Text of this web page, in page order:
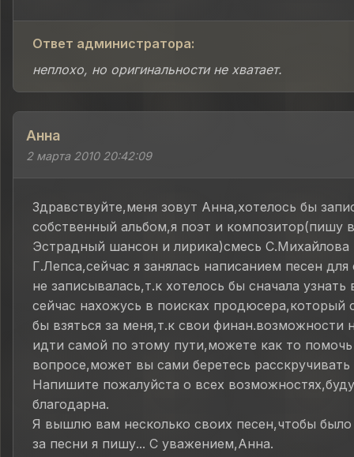
Ответ администратора:
неплохо, но оригинальности не хватает.
Анна
2 марта 2010 20:42:09
Здравствуйте,меня зовут Анна,хотелось бы
собственный альбом,я поэт и композитор(пишу
Эстрадный шансон и лирика)смесь С.Михайлова
Г.Лепса,сейчас я занялась написанием песен
не записывалась,т.к хотелось бы сначала узнать
сейчас нахожусь в поисках продюсера,который
бы взяться за меня,т.к свои финан.возможности
идти самой по этому пути,можете как то
вопросе,может вы сами беретесь
Напишите пожалуйста о всех
благодарна.
Я вышлю вам несколько своих песен,чтобы было
за песни я пишу... С уважением,Анна.